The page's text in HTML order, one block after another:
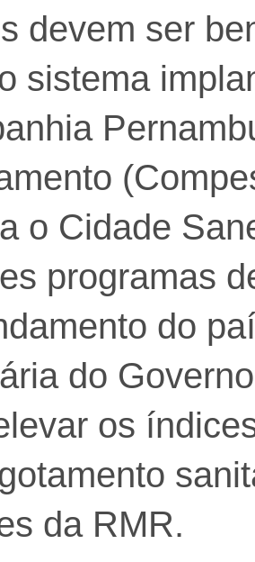
devem ser
sistema
o Cidade
programas
do
do
os
da RMR.